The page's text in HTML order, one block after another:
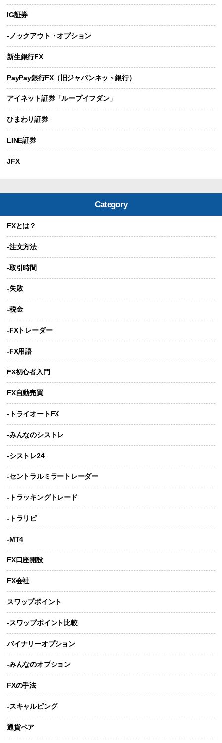
IG証券
-ノックアウト・オプション
新生銀行FX
PayPay銀行FX（旧ジャパンネット銀行）
アイネット証券「ループイフダン」
ひまわり証券
LINE証券
JFX
Category
FXとは？
-注文方法
-取引時間
-失敗
-税金
-FXトレーダー
-FX用語
FX初心者入門
FX自動売買
-トライオートFX
-みんなのシストレ
-シストレ24
-セントラルミラートレーダー
-トラッキングトレード
-トラリピ
-MT4
FX口座開設
FX会社
スワップポイント
-スワップポイント比較
バイナリーオプション
-みんなのオプション
FXの手法
-スキャルピング
通貨ペア